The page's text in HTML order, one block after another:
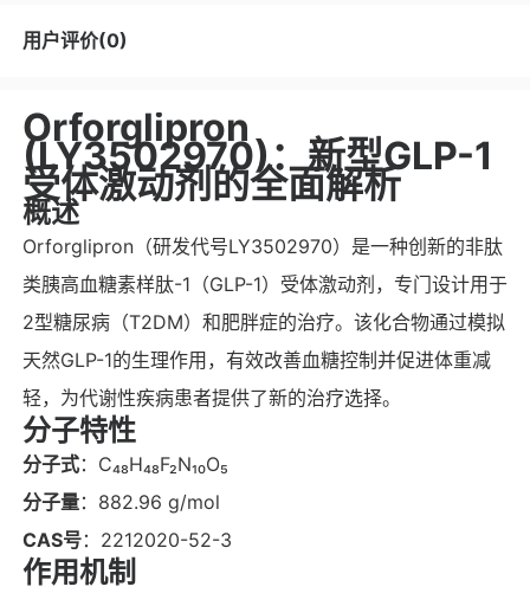
Orforglipron
(LY3502970)：新型GLP-1
受体激动剂的全面解析
概述
Orforglipron（研发代号LY3502970）是一种创新的非肽
类胰高血糖素样肽-1（GLP-1）受体激动剂，专门设计用于
2型糖尿病（T2DM）和肥胖症的治疗。该化合物通过模拟
天然GLP-1的生理作用，有效改善血糖控制并促进体重减
轻，为代谢性疾病患者提供了新的治疗选择。
分子特性
分子式：C₄₈H₄₈F₂N₁₀O₅
分子量：882.96 g/mol
CAS号：2212020-52-3
作用机制
用户评价(0)